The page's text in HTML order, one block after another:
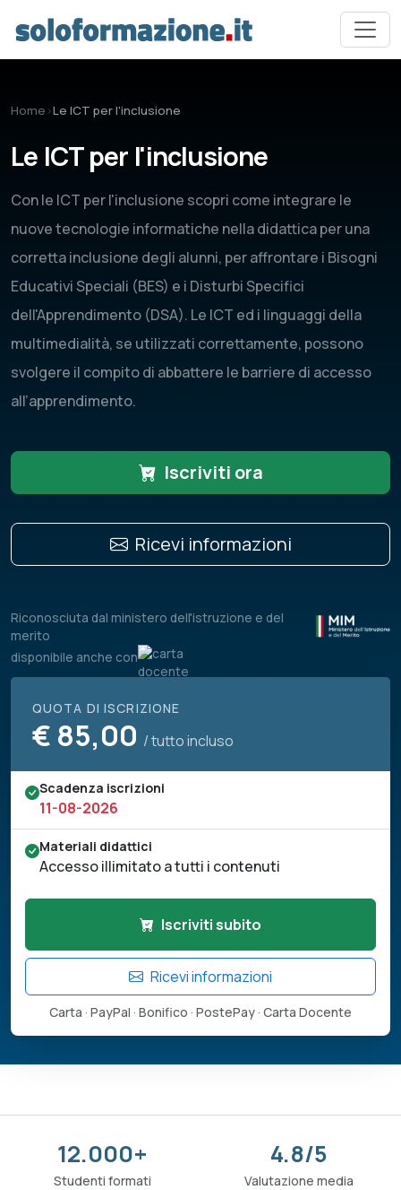
Home ›Le ICT per l'inclusione
Le ICT per l'inclusione
Con le ICT per l'inclusione scopri come integrare le
nuove tecnologie informatiche nella didattica per una
corretta inclusione degli alunni, per affrontare i Bisogni
Educativi Speciali (BES) e i Disturbi Specifici
dell'Apprendimento (DSA). Le ICT ed i linguaggi della
multimedialità, se utilizzati correttamente, possono
svolgere il compito di abbattere le barriere di accesso
all’apprendimento.
Iscriviti ora
Ricevi informazioni
Riconosciuta dal ministero dell'istruzione e del
merito
disponibile anche con
QUOTA DI ISCRIZIONE
€ 85,00 / tutto incluso
Scadenza iscrizioni
11-08-2026
Materiali didattici
Accesso illimitato a tutti i contenuti
Iscriviti subito
Ricevi informazioni
Carta · PayPal · Bonifico · PostePay · Carta Docente
12.000+
Studenti formati
4.8/5
Valutazione media